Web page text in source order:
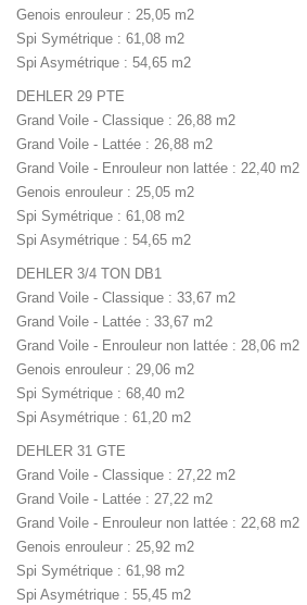
Genois enrouleur : 25,05 m2
Spi Symétrique : 61,08 m2
Spi Asymétrique : 54,65 m2
DEHLER 29 PTE
Grand Voile - Classique : 26,88 m2
Grand Voile - Lattée : 26,88 m2
Grand Voile - Enrouleur non lattée : 22,40 m2
Genois enrouleur : 25,05 m2
Spi Symétrique : 61,08 m2
Spi Asymétrique : 54,65 m2
DEHLER 3/4 TON DB1
Grand Voile - Classique : 33,67 m2
Grand Voile - Lattée : 33,67 m2
Grand Voile - Enrouleur non lattée : 28,06 m2
Genois enrouleur : 29,06 m2
Spi Symétrique : 68,40 m2
Spi Asymétrique : 61,20 m2
DEHLER 31 GTE
Grand Voile - Classique : 27,22 m2
Grand Voile - Lattée : 27,22 m2
Grand Voile - Enrouleur non lattée : 22,68 m2
Genois enrouleur : 25,92 m2
Spi Symétrique : 61,98 m2
Spi Asymétrique : 55,45 m2